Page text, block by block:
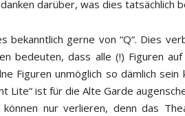
darüber, was dies tatsächlich
bekanntlich gerne von “Q“. Dies
bedeuten, dass alle (!) Figuren
Figuren unmöglich so dämlich
Lite“ ist für die Alte Garde
können nur verlieren, denn das